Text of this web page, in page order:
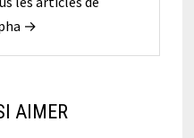
→
AIMER